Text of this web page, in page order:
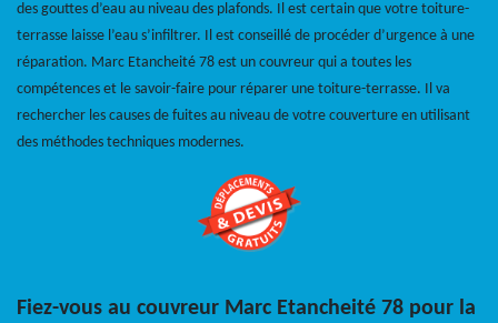
des gouttes d’eau au niveau des plafonds. Il est certain que votre toiture-
terrasse laisse l’eau s’infiltrer. Il est conseillé de procéder d’urgence à une
réparation. Marc Etancheité 78 est un couvreur qui a toutes les
compétences et le savoir-faire pour réparer une toiture-terrasse. Il va
rechercher les causes de fuites au niveau de votre couverture en utilisant
des méthodes techniques modernes.
Fiez-vous au couvreur Marc Etancheité 78 pour la